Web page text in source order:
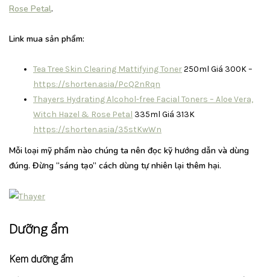
Rose Petal.
Link mua sản phẩm:
Tea Tree Skin Clearing Mattifying Toner250ml Giá 300K –
https://shorten.asia/PcQ2nRqn
Thayers Hydrating Alcohol-free Facial Toners – Aloe Vera,
Witch Hazel & Rose Petal 335ml Giá 313K
https://shorten.asia/35stKwWn
Mỗi loại mỹ phẩm nào chúng ta nên đọc kỹ hướng dẫn và dùng
đúng. Đừng “sáng tạo” cách dùng tự nhiên lại thêm hại.
Dưỡng ẩm
Kem dưỡng ẩm